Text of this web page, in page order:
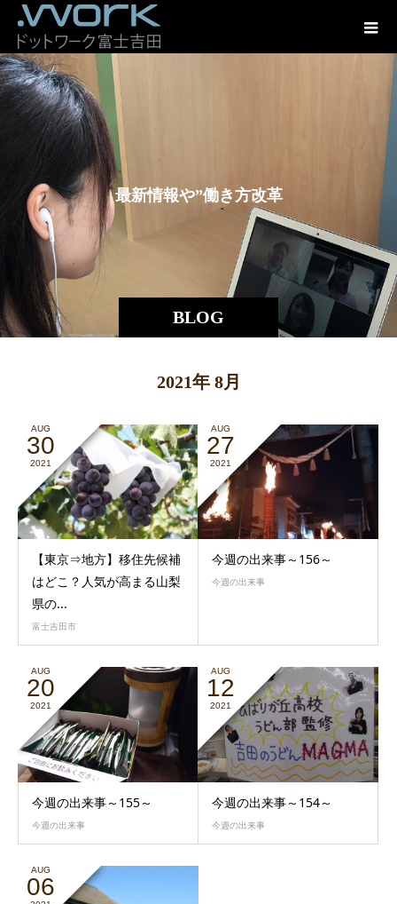
BLOG
最新情報や”働き方改革×地
2021年 8月
AUG
30
2021
【東京⇒地方】移住先候補
はどこ？人気が高まる山梨
県の...
富士吉田市
AUG
27
2021
今週の出来事～156～
今週の出来事
AUG
20
2021
今週の出来事～155～
今週の出来事
AUG
12
2021
今週の出来事～154～
今週の出来事
AUG
06